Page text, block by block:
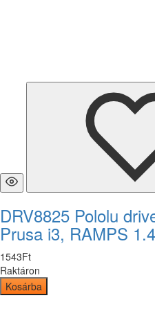
DRV8825 Pololu
Prusa i3, RAMPS
1543Ft
Raktáron
Kosárba